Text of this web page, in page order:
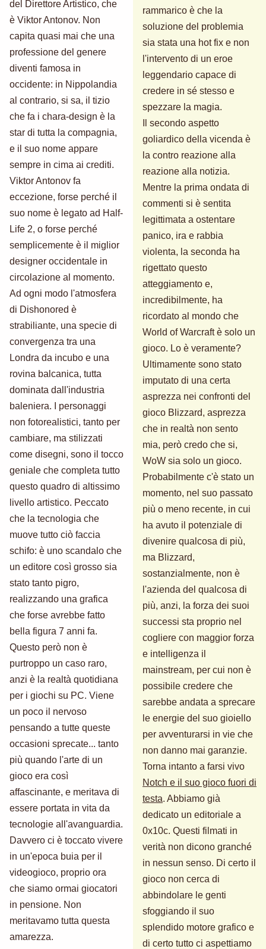
del Direttore Artistico, che
è Viktor Antonov. Non
capita quasi mai che una
professione del genere
diventi famosa in
occidente: in Nippolandia
al contrario, si sa, il tizio
che fa i chara-design è la
star di tutta la compagnia,
e il suo nome appare
sempre in cima ai crediti.
Viktor Antonov fa
eccezione, forse perché il
suo nome è legato ad Half-
Life 2, o forse perché
semplicemente è il miglior
designer occidentale in
circolazione al momento.
Ad ogni modo l'atmosfera
di Dishonored è
strabiliante, una specie di
convergenza tra una
Londra da incubo e una
rovina balcanica, tutta
dominata dall'industria
baleniera. I personaggi
non fotorealistici, tanto per
cambiare, ma stilizzati
come disegni, sono il tocco
geniale che completa tutto
questo quadro di altissimo
livello artistico. Peccato
che la tecnologia che
muove tutto ciò faccia
schifo: è uno scandalo che
un editore così grosso sia
stato tanto pigro,
realizzando una grafica
che forse avrebbe fatto
bella figura 7 anni fa.
Questo però non è
purtroppo un caso raro,
anzi è la realtà quotidiana
per i giochi su PC. Viene
un poco il nervoso
pensando a tutte queste
occasioni sprecate... tanto
più quando l'arte di un
gioco era così
affascinante, e meritava di
essere portata in vita da
tecnologie all'avanguardia.
Davvero ci è toccato vivere
in un'epoca buia per il
videogioco, proprio ora
che siamo ormai giocatori
in pensione. Non
meritavamo tutta questa
amarezza.
rammarico è che la
soluzione del problemia
sia stata una hot fix e non
l'intervento di un eroe
leggendario capace di
credere in sé stesso e
spezzare la magia.
Il secondo aspetto
goliardico della vicenda è
la contro reazione alla
reazione alla notizia.
Mentre la prima ondata di
commenti si è sentita
legittimata a ostentare
panico, ira e rabbia
violenta, la seconda ha
rigettato questo
atteggiamento e,
incredibilmente, ha
ricordato al mondo che
World of Warcraft è solo un
gioco. Lo è veramente?
Ultimamente sono stato
imputato di una certa
asprezza nei confronti del
gioco Blizzard, asprezza
che in realtà non sento
mia, però credo che si,
WoW sia solo un gioco.
Probabilmente c'è stato un
momento, nel suo passato
più o meno recente, in cui
ha avuto il potenziale di
divenire qualcosa di più,
ma Blizzard,
sostanzialmente, non è
l'azienda del qualcosa di
più, anzi, la forza dei suoi
successi sta proprio nel
cogliere con maggior forza
e intelligenza il
mainstream, per cui non è
possibile credere che
sarebbe andata a sprecare
le energie del suo gioiello
per avventurarsi in vie che
non danno mai garanzie.
Torna intanto a farsi vivo
Notch e il suo gioco fuori di
testa. Abbiamo già
dedicato un editoriale a
0x10c. Questi filmati in
verità non dicono granché
in nessun senso. Di certo il
gioco non cerca di
abbindolare le genti
sfoggiando il suo
splendido motore grafico e
di certo tutto ci aspettiamo